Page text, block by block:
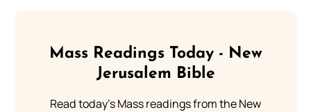
Mass Readings Today - New
Jerusalem Bible
Read today's Mass readings from the New